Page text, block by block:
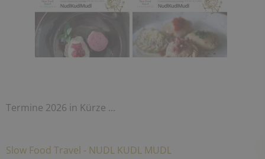
Termine 2026 in Kürze ...
Slow Food Travel - NUDL KUDL MUDL